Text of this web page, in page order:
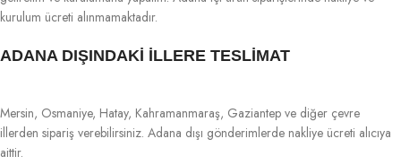
kurulum ücreti alınmamaktadır.
ADANA DIŞINDAKİ İLLERE TESLİMAT
Mersin, Osmaniye, Hatay, Kahramanmaraş, Gaziantep ve diğer çevre
illerden sipariş verebilirsiniz. Adana dışı gönderimlerde nakliye ücreti alıcıya
aittir.